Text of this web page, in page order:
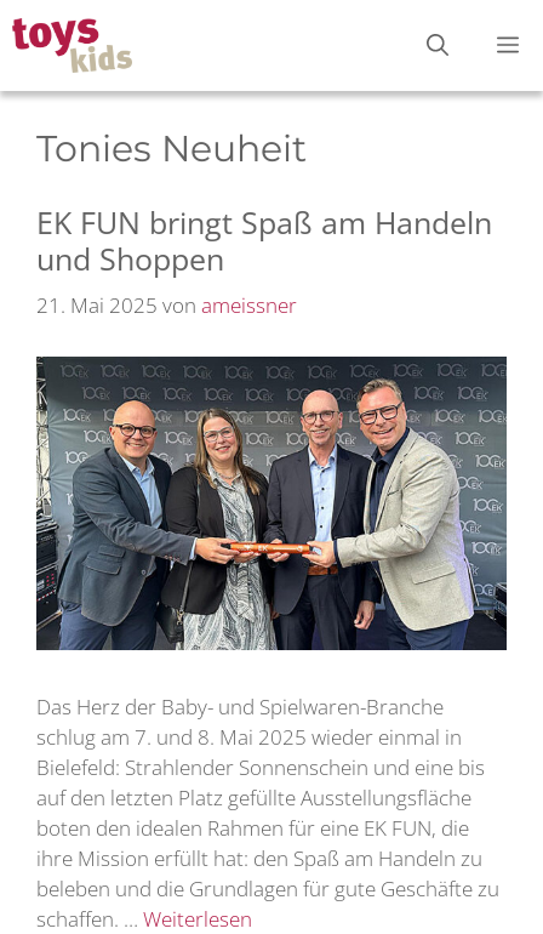
Zum
Inhalt
springen
Tonies Neuheit
EK FUN bringt Spaß am Handeln
und Shoppen
21. Mai 2025 von ameissner
Das Herz der Baby- und Spielwaren-Branche
schlug am 7. und 8. Mai 2025 wieder einmal in
Bielefeld: Strahlender Sonnenschein und eine bis
auf den letzten Platz gefüllte Ausstellungsfläche
boten den idealen Rahmen für eine EK FUN, die
ihre Mission erfüllt hat: den Spaß am Handeln zu
beleben und die Grundlagen für gute Geschäfte zu
schaffen. … Weiterlesen